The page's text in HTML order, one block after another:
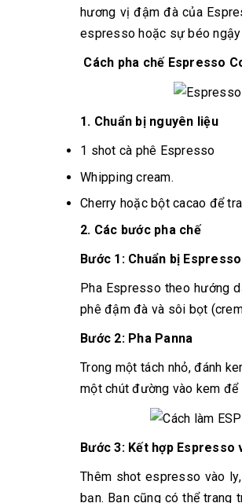
hương vị đậm đà của
espresso hoặc sự béo
Cách pha chế Espresso
1. Chuẩn bị nguyên liệu
1 shot cà phê Espresso
Whipping cream.
Cherry hoặc bột cacao để
2. Các bước pha chế
Bước 1: Chuẩn bị Espresso
Pha Espresso theo hướng
phê đậm đà và sôi bọt
Bước 2: Pha Panna
Trong một tách nhỏ, đánh
một chút đường vào kem
Bước 3:Kết hợp Espresso
Thêm shot espresso vào
bạn. Bạn cũng có thể trang